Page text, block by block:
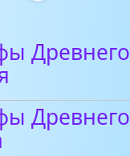
Древнего
Древнего